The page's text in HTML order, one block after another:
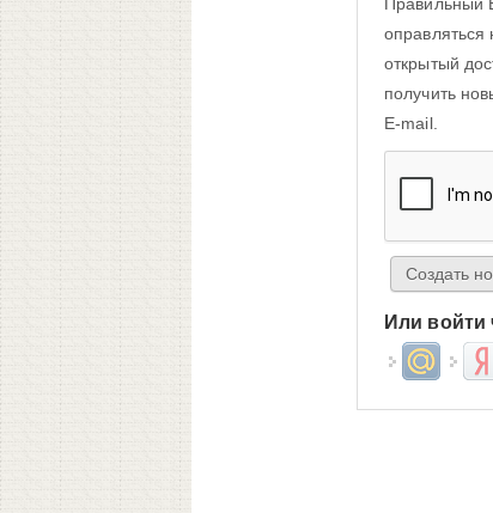
Правильный
оправляться
открытый
получить
E-mail.
Или войти
Login with